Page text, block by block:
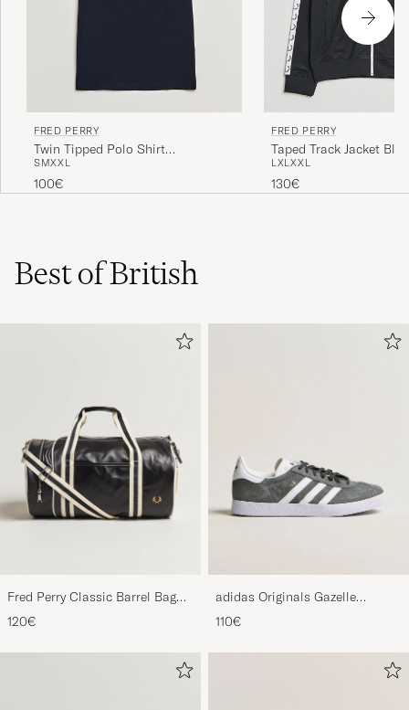
FRED PERRY
Twin Tipped Polo Shirt
Navy/White
SMXXL
100€
FRED PERRY
Taped Track Jacket
LXLXXL
130€
Best of British
Fred Perry Classic Barrel Bag
Black/Ecru
120€
adidas Originals Gazelle
Sneaker Grey/White
110€